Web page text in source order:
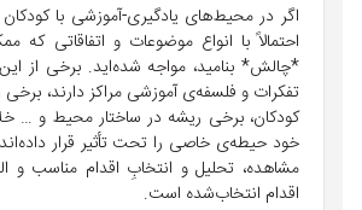
اگر در محیط‌های یادگیری-آموزشی با
احتمالاً با انواع موضوعات و اتفاقاتی که
*چالش* بنامید، مواجه شده‌اید. برخی از
تفکرات و فلسفه‌ی آموزشی مراکز دارند، برخی
کودکان، برخی ریشه در ساختار محیط و …
خود حیطه‌ی خاصی را تحت تأثیر قرار
مشاهده‌، تحلیل و انتخابِ اقدام مناسب و
اقدام انتخاب‌شده است.